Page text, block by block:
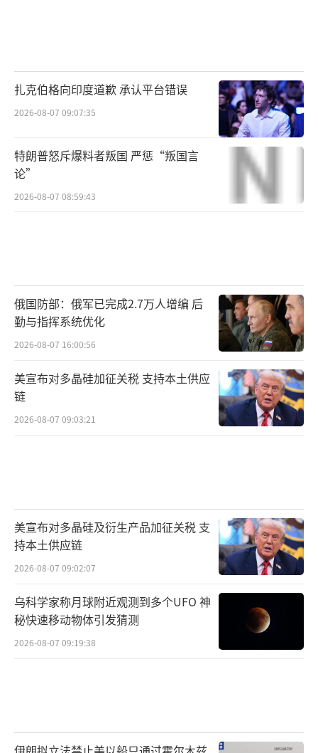
扎克伯格向印度道歉 承认平台错误
2026-08-07 09:07:35
特朗普怒斥爆料者叛国 严惩“叛国言
论”
2026-08-07 08:59:43
俄国防部：俄军已完成2.7万人增编 后
勤与指挥系统优化
2026-08-07 16:00:56
美宣布对多晶硅加征关税 支持本土供应
链
2026-08-07 09:03:21
美宣布对多晶硅及衍生产品加征关税 支
持本土供应链
2026-08-07 09:02:07
乌科学家称月球附近观测到多个UFO 神
秘快速移动物体引发猜测
2026-08-07 09:19:38